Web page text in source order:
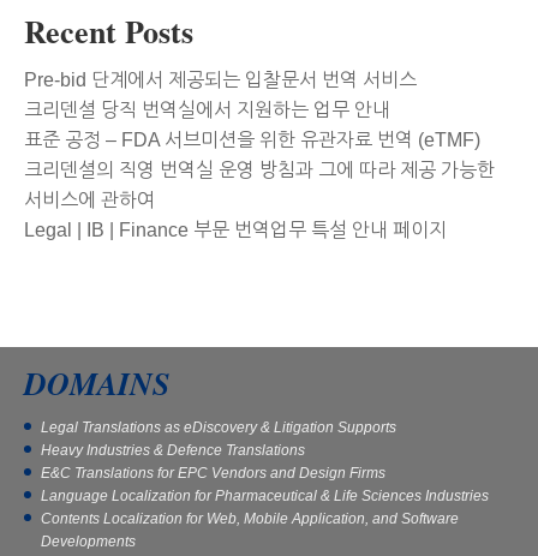
Recent Posts
Pre-bid 단계에서 제공되는 입찰문서 번역 서비스
크리덴셜 당직 번역실에서 지원하는 업무 안내
표준 공정 – FDA 서브미션을 위한 유관자료 번역 (eTMF)
크리덴셜의 직영 번역실 운영 방침과 그에 따라 제공 가능한
서비스에 관하여
Legal | IB | Finance 부문 번역업무 특설 안내 페이지
DOMAINS
Legal Translations as eDiscovery & Litigation Supports
Heavy Industries & Defence Translations
E&C Translations for EPC Vendors and Design Firms
Language Localization for Pharmaceutical & Life Sciences Industries
Contents Localization for Web, Mobile Application, and Software
Developments